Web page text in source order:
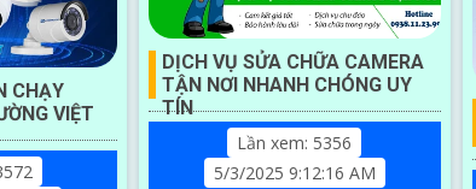
CHẠY
VIỆT
DỊCH VỤ SỬA CHỮA CAMERA
TẬN NƠI NHANH CHÓNG UY
TÍN
Lần xem: 5356
5/3/2025 9:12:16 AM